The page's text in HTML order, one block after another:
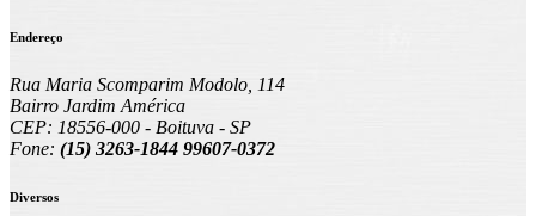
Endereço
Rua Maria Scomparim Modolo, 114
Bairro Jardim América
CEP: 18556-000 - Boituva - SP
Fone: (15) 3263-1844 99607-0372
Diversos